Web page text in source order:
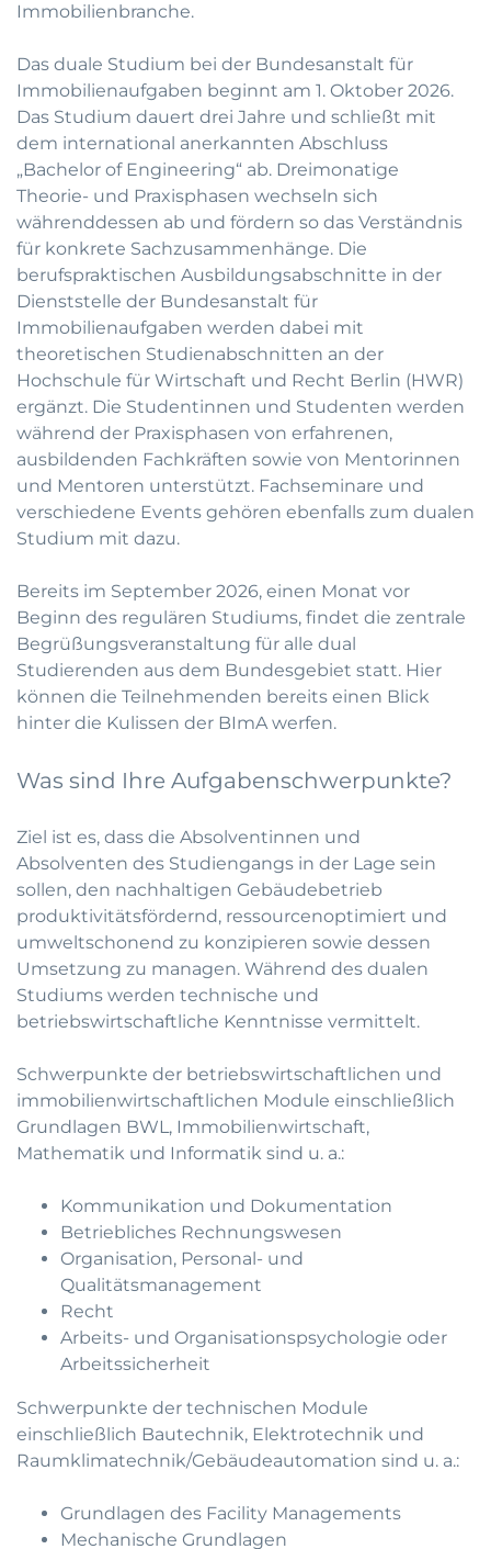
Immobilienbranche.
Das duale Studium bei der Bundesanstalt für
Immobilienaufgaben beginnt am 1. Oktober 2026.
Das Studium dauert drei Jahre und schließt mit
dem international anerkannten Abschluss
„Bachelor of Engineering“ ab. Dreimonatige
Theorie- und Praxisphasen wechseln sich
währenddessen ab und fördern so das Verständnis
für konkrete Sachzusammenhänge. Die
berufspraktischen Ausbildungsabschnitte in der
Dienststelle der Bundesanstalt für
Immobilienaufgaben werden dabei mit
theoretischen Studienabschnitten an der
Hochschule für Wirtschaft und Recht Berlin (HWR)
ergänzt. Die Studentinnen und Studenten werden
während der Praxisphasen von erfahrenen,
ausbildenden Fachkräften sowie von Mentorinnen
und Mentoren unterstützt. Fachseminare und
verschiedene Events gehören ebenfalls zum dualen
Studium mit dazu.
Bereits im September 2026, einen Monat vor
Beginn des regulären Studiums, findet die zentrale
Begrüßungsveranstaltung für alle dual
Studierenden aus dem Bundesgebiet statt. Hier
können die Teilnehmenden bereits einen Blick
hinter die Kulissen der BImA werfen.
Was sind Ihre Aufgabenschwerpunkte?
Ziel ist es, dass die Absolventinnen und
Absolventen des Studiengangs in der Lage sein
sollen, den nachhaltigen Gebäudebetrieb
produktivitätsfördernd, ressourcenoptimiert und
umweltschonend zu konzipieren sowie dessen
Umsetzung zu managen. Während des dualen
Studiums werden technische und
betriebswirtschaftliche Kenntnisse vermittelt.
Schwerpunkte der betriebswirtschaftlichen und
immobilienwirtschaftlichen Module einschließlich
Grundlagen BWL, Immobilienwirtschaft,
Mathematik und Informatik sind u. a.:
Kommunikation und Dokumentation
Betriebliches Rechnungswesen
Organisation, Personal- und
Qualitätsmanagement
Recht
Arbeits- und Organisationspsychologie oder
Arbeitssicherheit
Schwerpunkte der technischen Module
einschließlich Bautechnik, Elektrotechnik und
Raumklimatechnik/Gebäudeautomation sind u. a.:
Grundlagen des Facility Managements
Mechanische Grundlagen